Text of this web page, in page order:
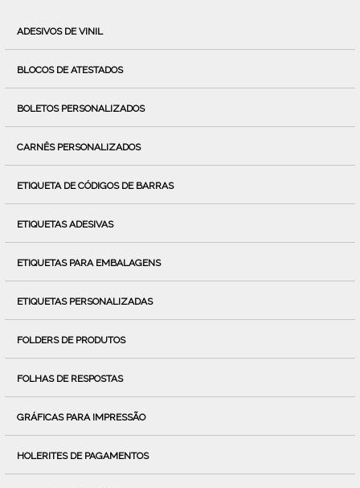
ADESIVOS DE VINIL
BLOCOS DE ATESTADOS
BOLETOS PERSONALIZADOS
CARNÊS PERSONALIZADOS
ETIQUETA DE CÓDIGOS DE BARRAS
ETIQUETAS ADESIVAS
ETIQUETAS PARA EMBALAGENS
ETIQUETAS PERSONALIZADAS
FOLDERS DE PRODUTOS
FOLHAS DE RESPOSTAS
GRÁFICAS PARA IMPRESSÃO
HOLERITES DE PAGAMENTOS